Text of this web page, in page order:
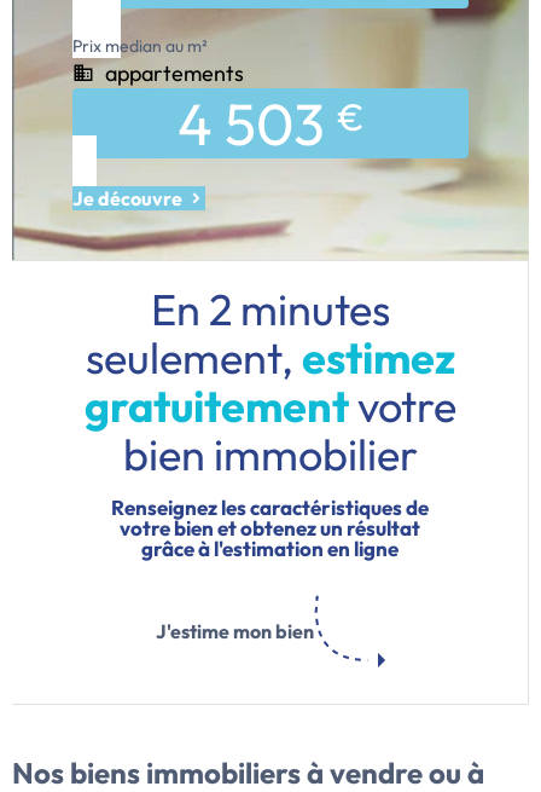
Prix median au m²
appartements
4 503 €
Je découvre
En 2 minutes
seulement, estimez
gratuitementvotre
bien immobilier
Renseignez les caractéristiques de
votre bien et obtenez un résultat
grâce à l'estimation en ligne
J'estime mon bien
Nos biens immobiliersà vendre ou à